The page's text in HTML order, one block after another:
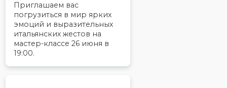
Приглашаем вас
погрузиться в мир ярких
эмоций и выразительных
итальянских жестов на
мастер-классе 26 июня в
19:00.